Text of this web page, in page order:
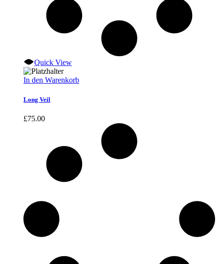
Quick View
In den Warenkorb
Long Veil
£75.00